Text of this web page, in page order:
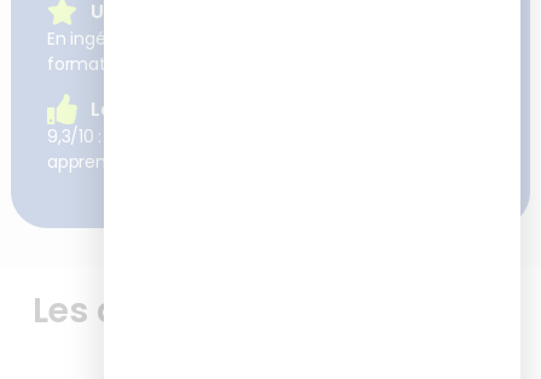
Une expertise reconnue
En ingénierie pédagogique et digitalisation des
formations
La satisfaction client
9,3/10 : c’est la satisfaction moyenne à chaud de nos
apprenants après nos formations
Les avis de nos apprenants